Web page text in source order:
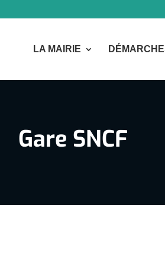
LA MAIRIE
Gare SNCF